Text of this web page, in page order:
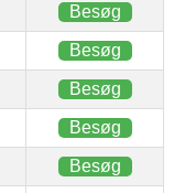
Besøg
Besøg
Besøg
Besøg
Besøg